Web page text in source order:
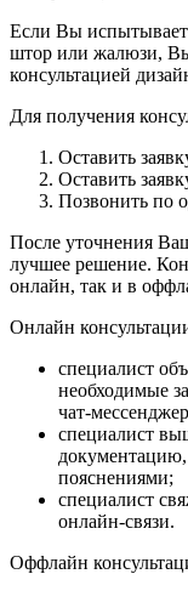
Если Вы
штор или жалюзи, Вы
консультацией
Для получения
Оставить
Оставить
Позвонить по
После уточнения
лучшее решение.
онлайн, так и в
Онлайн
специалист
необходимые
чат-
специалист
пояснениями;
специалист
онлайн-связи.
Оффлайн